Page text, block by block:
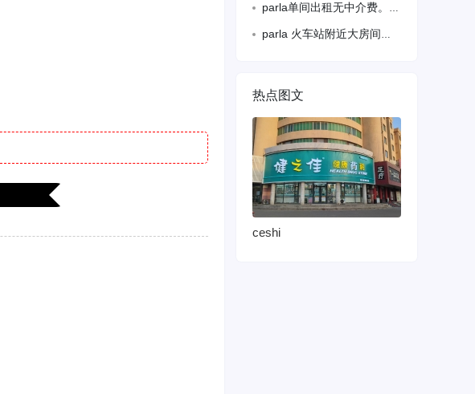
parla单间出租无中介费。要长期的。可以登记住家。距离火车站步行五分钟楼下有4
parla 火车站附近大房间双人床出租，距461，471，462、463 469
热点图文
ceshi